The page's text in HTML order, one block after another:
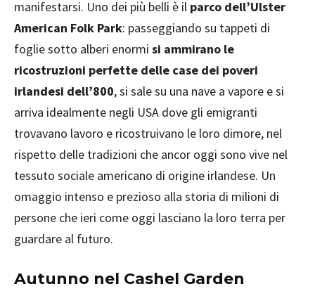
manifestarsi. Uno dei più belli è il parco dell’Ulster
American Folk Park: passeggiando su tappeti di
foglie sotto alberi enormi si ammirano le
ricostruzioni perfette delle case dei poveri
irlandesi dell’800, si sale su una nave a vapore e si
arriva idealmente negli USA dove gli emigranti
trovavano lavoro e ricostruivano le loro dimore, nel
rispetto delle tradizioni che ancor oggi sono vive nel
tessuto sociale americano di origine irlandese. Un
omaggio intenso e prezioso alla storia di milioni di
persone che ieri come oggi lasciano la loro terra per
guardare al futuro.
Autunno nel Cashel Garden